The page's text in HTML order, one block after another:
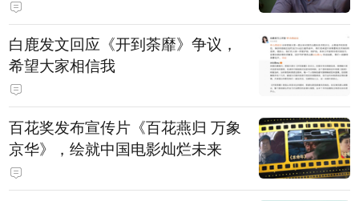
白鹿发文回应《开到荼靡》争议，
希望大家相信我
百花奖发布宣传片《百花燕归 万象
京华》，绘就中国电影灿烂未来